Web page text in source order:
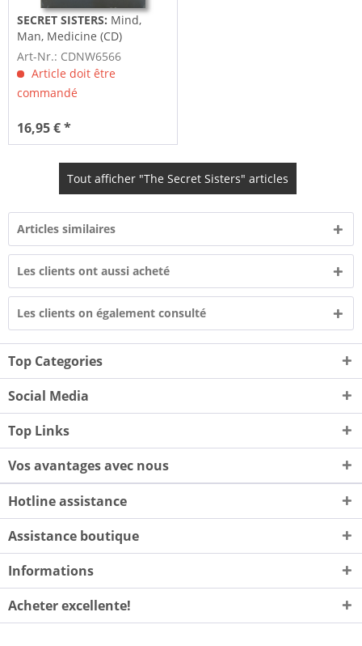
SECRET SISTERS: Mind,
Man, Medicine (CD)
Art-Nr.: CDNW6566
Article doit être
commandé
16,95 € *
Tout afficher "The Secret Sisters" articles
Articles similaires
Les clients ont aussi acheté
Les clients on également consulté
Top Categories
Social Media
Top Links
Vos avantages avec nous
Hotline assistance
Assistance boutique
Informations
Acheter excellente!